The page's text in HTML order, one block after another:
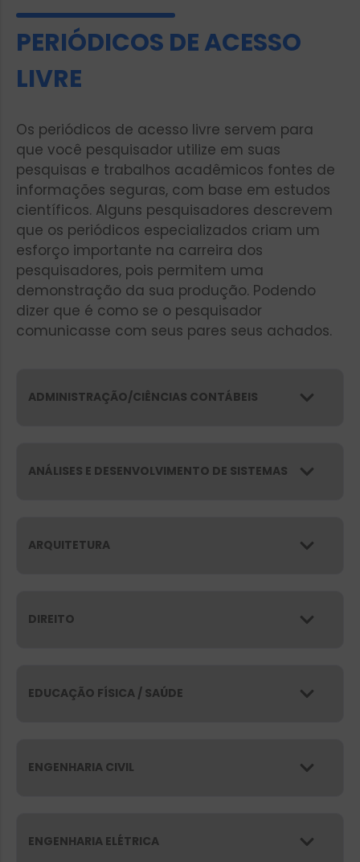
PERIÓDICOS DE ACESSO
LIVRE
Os periódicos de acesso livre servem para
que você pesquisador utilize em suas
pesquisas e trabalhos acadêmicos fontes de
informações seguras, com base em estudos
científicos. Alguns pesquisadores descrevem
que os periódicos especializados criam um
esforço importante na carreira dos
pesquisadores, pois permitem uma
demonstração da sua produção. Podendo
dizer que é como se o pesquisador
comunicasse com seus pares seus achados.
ADMINISTRAÇÃO/CIÊNCIAS CONTÁBEIS
ANÁLISES E DESENVOLVIMENTO DE SISTEMAS
ARQUITETURA
DIREITO
EDUCAÇÃO FÍSICA / SAÚDE
ENGENHARIA CIVIL
ENGENHARIA ELÉTRICA